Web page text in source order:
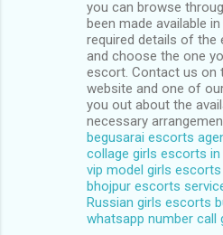
you can browse
been made available
required details of the
and choose the one
escort. Contact us on
website and one of
you out about the
necessary
begusarai escorts
collage girls escorts in
vip model girls
bhojpur escorts
Russian girls escorts
whatsapp number call